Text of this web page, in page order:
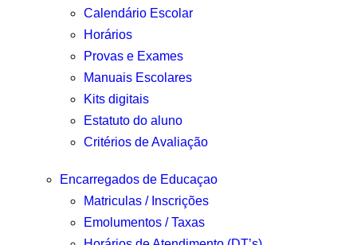
Calendário Escolar
Horários
Provas e Exames
Manuais Escolares
Kits digitais
Estatuto do aluno
Critérios de Avaliação
Encarregados de Educaçao
Matriculas / Inscrições
Emolumentos / Taxas